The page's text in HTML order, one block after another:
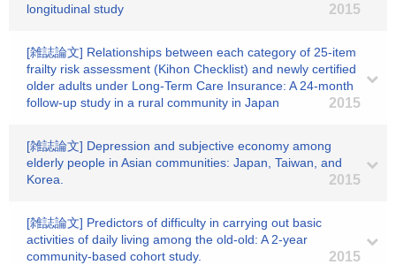
longitudinal study
2015
[雑誌論文] Relationships between each category of 25-item
frailty risk assessment (Kihon Checklist) and newly certified
older adults under Long-Term Care Insurance: A 24-month
follow-up study in a rural community in Japan
2015
[雑誌論文] Depression and subjective economy among
elderly people in Asian communities: Japan, Taiwan, and
Korea.
2015
[雑誌論文] Predictors of difficulty in carrying out basic
activities of daily living among the old-old: A 2-year
community-based cohort study.
2015